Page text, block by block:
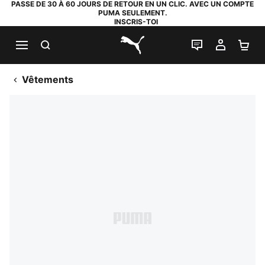
PASSE DE 30 À 60 JOURS DE RETOUR EN UN CLIC. AVEC UN COMPTE
PUMA SEULEMENT.
INSCRIS-TOI
PUMA.com
LIVE CHAT
MON
Vêtements